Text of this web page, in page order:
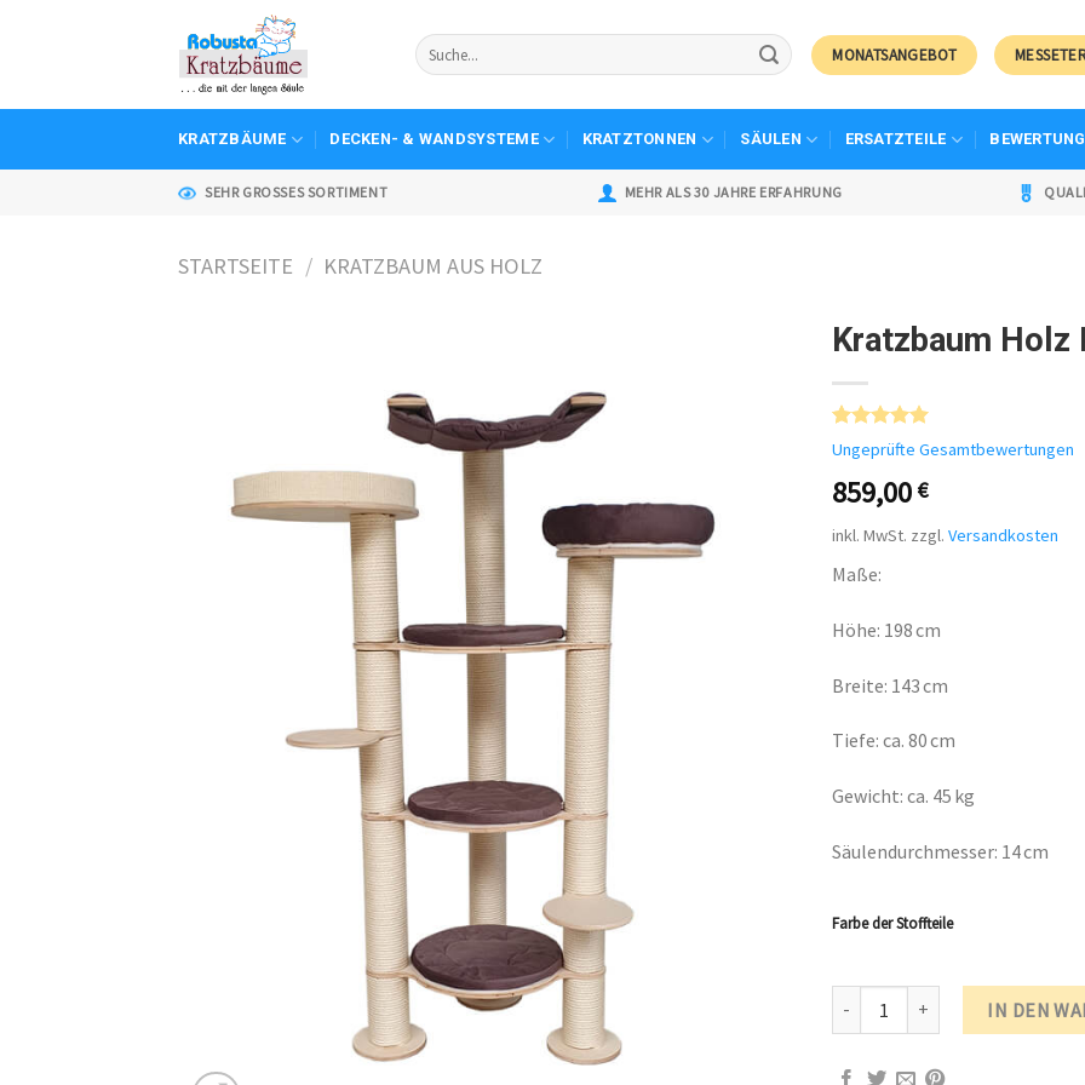
MONATSANGEBOT
KRATZBÄUME DECKEN- & WANDSYSTEME KRATZTONNEN SÄULEN ERSATZTEILE
SEHR GROSSES SORTIMENT MEHR ALS 30 JAHRE ERFAHRUNG
STARTSEITE / KRATZBAUM AUS HOLZ
Kratzbaum Holz
Bewertet mit
5.00 von 5,
basierend
auf
1
Ungeprüfte Gesamtbewertungen
859,00 €
inkl. MwSt. zzgl. Versandkosten
Maße:
Höhe: 198 cm
Breite: 143 cm
Tiefe: ca. 80 cm
Gewicht: ca. 45 kg
Säulendurchmesser: 14 cm
Farbe der Stoffteile
Kratzbaum Holz Robusta RH370
IN DEN